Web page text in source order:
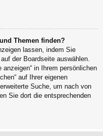
Themen finden?
lassen, indem Sie
der Boardseite auswählen.
in Ihrem persönlichen
auf Ihrer eigenen
Suche, um nach von
Sie dort die entsprechenden